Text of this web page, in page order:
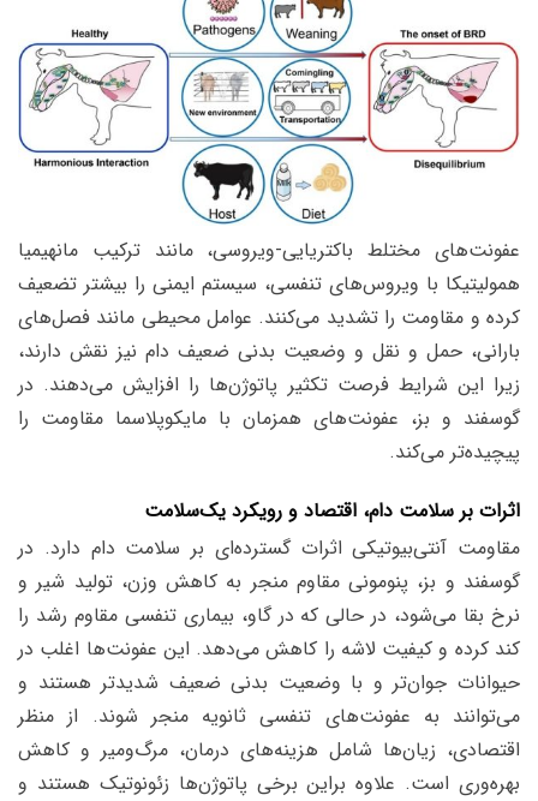
عفونت‌های مختلط باکتریایی-ویروسی، مانند ترکیب مانهیمیا
همولیتیکا با ویروس‌های تنفسی، سیستم ایمنی را بیشتر تضعیف
کرده و مقاومت را تشدید می‌کنند. عوامل محیطی مانند فصل‌های
بارانی، حمل و نقل و وضعیت بدنی ضعیف دام نیز نقش دارند،
زیرا این شرایط فرصت تکثیر پاتوژن‌ها را افزایش می‌دهند. در
گوسفند و بز، عفونت‌های همزمان با مایکوپلاسما مقاومت را
پیچیده‌تر می‌کند.
اثرات بر سلامت دام، اقتصاد و رویکرد یک‌سلامت
مقاومت آنتی‌بیوتیکی اثرات گسترده‌ای بر سلامت دام دارد. در
گوسفند و بز، پنومونی مقاوم منجر به کاهش وزن، تولید شیر و
نرخ بقا می‌شود، در حالی که در گاو، بیماری تنفسی مقاوم رشد را
کند کرده و کیفیت لاشه را کاهش می‌دهد. این عفونت‌ها اغلب در
حیوانات جوان‌تر و با وضعیت بدنی ضعیف شدیدتر هستند و
می‌توانند به عفونت‌های تنفسی ثانویه منجر شوند. از منظر
اقتصادی، زیان‌ها شامل هزینه‌های درمان، مرگ‌ومیر و کاهش
بهره‌وری است. علاوه براین برخی پاتوژن‌ها زئونوتیک هستند و